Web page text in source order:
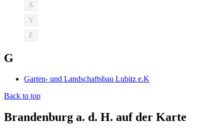
X
Y
Z
G
Garten- und Landschaftsbau Lubitz e.K
Back to top
Brandenburg a. d. H. auf der Karte